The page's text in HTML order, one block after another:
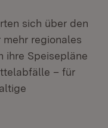
sich über den
regionales
ihre Speisepläne
– für